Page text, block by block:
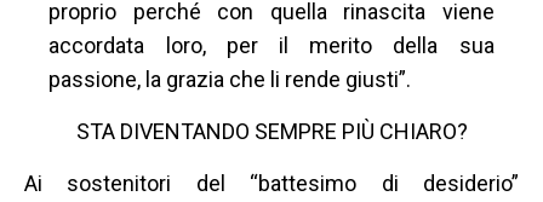
proprio perché con quella rinascita viene
accordata loro, per il merito della sua
passione, la grazia che li rende giusti”.
STA DIVENTANDO SEMPRE PIÙ CHIARO?
Ai sostenitori del “battesimo di desiderio”